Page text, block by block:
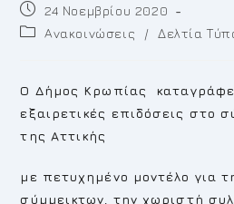
Post
published:
24 Νοεμβρίου 2020
PostΑνακοινώσεις / Δελτία
Ο Δήμος Κρωπίας
εξαιρετικές επιδόσεις στο
της Αττικής
με πετυχημένο μοντέλο για
σύμμεικτων, την χωριστή